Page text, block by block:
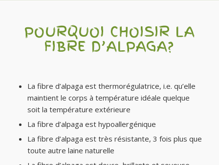
POURQUOI CHOISIR LA
FIBRE D’ALPAGA?
La fibre d’alpaga est thermorégulatrice, i.e. qu’elle
maintient le corps à température idéale quelque
soit la température extérieure
La fibre d’alpaga est hypoallergénique
La fibre d’alpaga est très résistante, 3 fois plus que
toute autre laine naturelle